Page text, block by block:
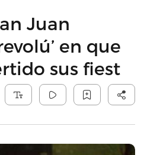
Juan
en que
sus fiest